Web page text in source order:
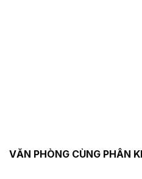
VĂN PHÒNG CÙNG PHÂN